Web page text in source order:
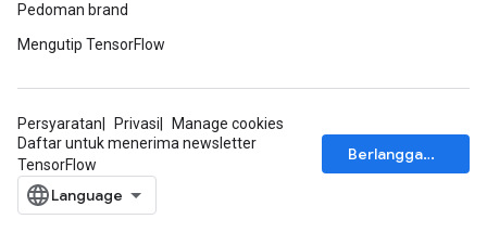
Pedoman brand
Mengutip TensorFlow
Persyaratan Privasi
Manage cookies
Daftar untuk menerima newsletter
TensorFlow
Berlangganan